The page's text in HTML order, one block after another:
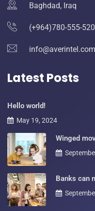
Baghdad, Iraq
(+964)780-555-
info@averintel.com
Latest Posts
Hello world!
May 19, 2024
Winged
Banks can